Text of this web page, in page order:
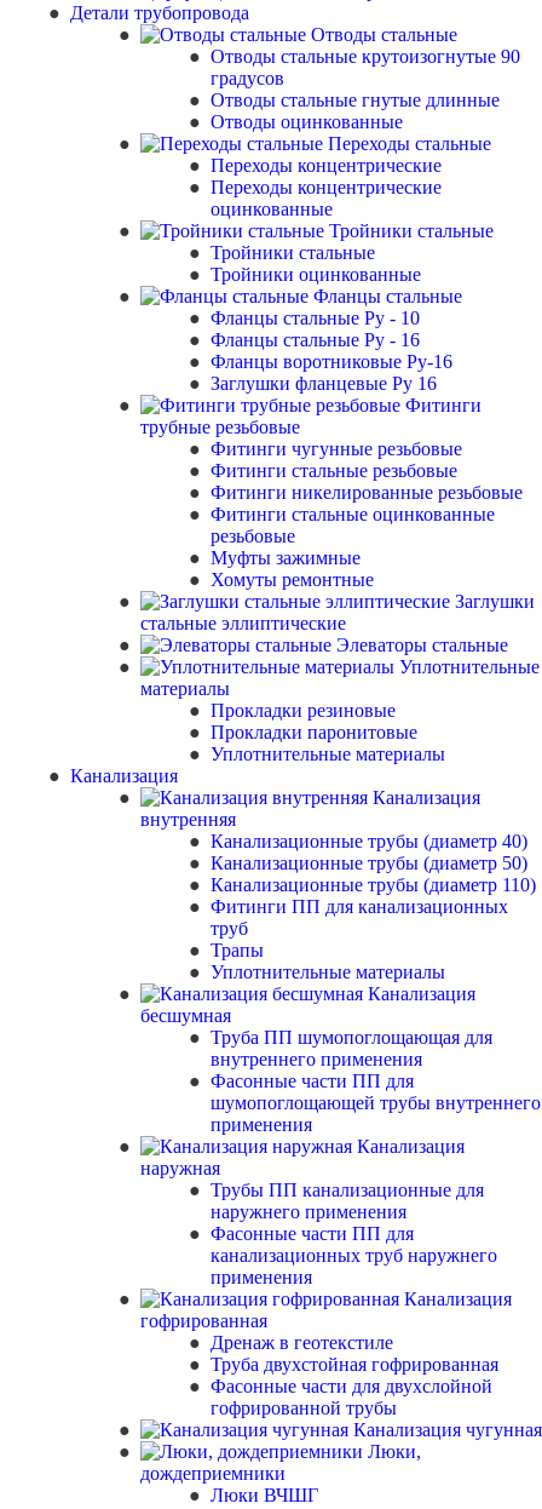
Детали трубопровода
Отводы стальные
Отводы стальные крутоизогнутые 90
градусов
Отводы стальные гнутые длинные
Отводы оцинкованные
Переходы стальные
Переходы концентрические
Переходы концентрические
оцинкованные
Тройники стальные
Тройники стальные
Тройники оцинкованные
Фланцы стальные
Фланцы стальные Ру - 10
Фланцы стальные Ру - 16
Фланцы воротниковые Ру-16
Заглушки фланцевые Ру 16
Фитинги
трубные резьбовые
Фитинги чугунные резьбовые
Фитинги стальные резьбовые
Фитинги никелированные резьбовые
Фитинги стальные оцинкованные
резьбовые
Муфты зажимные
Хомуты ремонтные
Заглушки
стальные эллиптические
Элеваторы стальные
Уплотнительные
материалы
Прокладки резиновые
Прокладки паронитовые
Уплотнительные материалы
Канализация
Канализация
внутренняя
Канализационные трубы (диаметр 40)
Канализационные трубы (диаметр 50)
Канализационные трубы (диаметр 110)
Фитинги ПП для канализационных
труб
Трапы
Уплотнительные материалы
Канализация
бесшумная
Труба ПП шумопоглощающая для
внутреннего применения
Фасонные части ПП для
шумопоглощающей трубы внутреннего
применения
Канализация
наружная
Трубы ПП канализационные для
наружнего применения
Фасонные части ПП для
канализационных труб наружнего
применения
Канализация
гофрированная
Дренаж в геотекстиле
Труба двухстойная гофрированная
Фасонные части для двухслойной
гофрированной трубы
Канализация чугунная
Люки,
дождеприемники
Люки ВЧШГ